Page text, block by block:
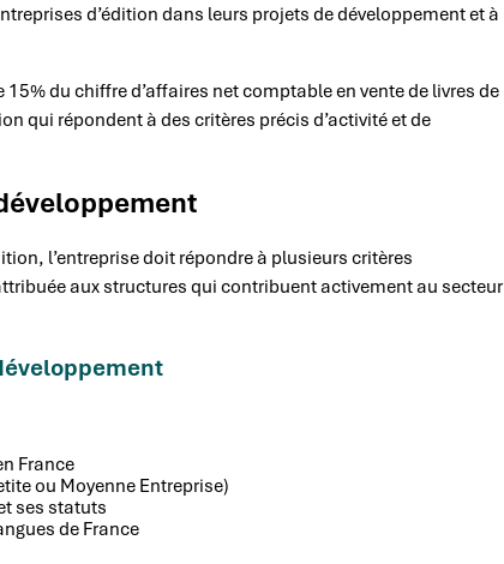
d’édition dans leurs projets de développement et à
du chiffre d’affaires net comptable en vente de livres de
qui répondent à des critères précis d’activité et de
l’entreprise doit répondre à plusieurs critères
aux structures qui contribuent activement au secteur
France
ou Moyenne Entreprise)
ses statuts
de France